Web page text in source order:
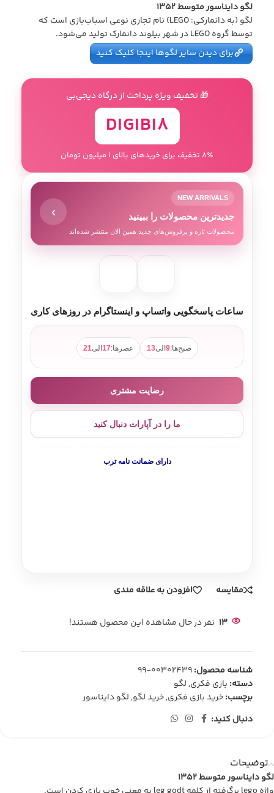
لگو دایناسور متوسط 1352
لگو (به دانمارکی: LEGO) نام تجاری نوعی اسباب‌بازی است که
توسط گروه LEGO در شهر بیلوند دانمارک تولید می‌شود.
برای دیدن سایر لگوها اینجا کلیک کنید
🎁 تخفیف ویژه پرداخت از درگاه دیجی‌بی
DIGIBI8
8٪ تخفیف برای خریدهای بالای 1 میلیون تومان
NEW ARRIVALS
جدیدترین محصولات را ببینید
محصولات تازه و پرفروش‌های جدید همین الان منتشر شده‌اند
›
ساعات پاسخگویی واتساپ و اینستاگرام در روزهای کاری
صبح‌ها:9 الی13 عصرها:17 الی21
رضایت مشتری
ما را در آپارات دنبال کنید
دارای ضمانت نامه ترب
مقایسه افزودن به علاقه مندی
13 نفر در حال مشاهده این محصول هستند!
شناسه محصول:00302439-99
دسته: بازی فکری,لگو
برچسب:خرید بازی فکری,خرید لگو,لگو دایناسور
دنبال کنید:
توضیحات
لگو دایناسور متوسط 1352